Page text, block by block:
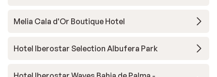
Melia Cala d'Or Boutique Hotel
Hotel Iberostar Selection Albufera Park